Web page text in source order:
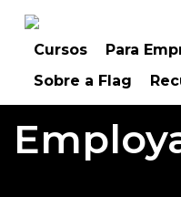
Cursos Para
Sobre a Flag